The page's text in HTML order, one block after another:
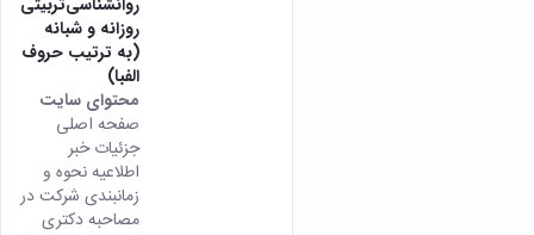
روزانه و شبانه
(به ترتیب حروف
الفبا)
محتوای سایت
صفحه اصلی
جزئیات خبر
اطلاعیه نحوه و
زمانبندی شرکت در
مصاحبه دکتری